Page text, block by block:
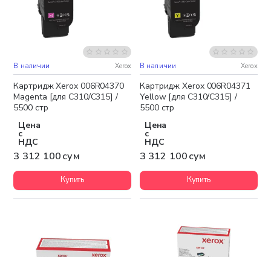
Бесплатная доставка
В наличии Xerox
Картридж Xerox 006R04370
Magenta [для C310/C315] /
5500 стр
Цена
с
НДС
3 312 100 сум
Купить
Бесплатная доставка
В наличии Xerox
Картридж Xerox 006R04371
Yellow [для C310/C315] /
5500 стр
Цена
с
НДС
3 312 100 сум
Купить